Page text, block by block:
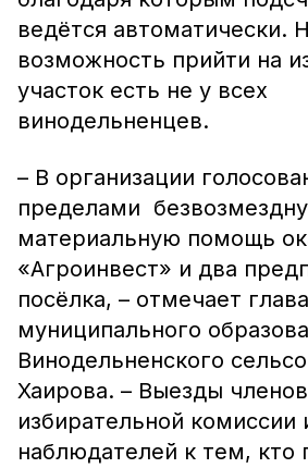
ведётся автоматически.
возможность прийти на
участок есть не у всех
винодельненцев.
– В организации
пределами
материальную помощь
«Агроинвест» и два
посёлка, – отмечает глава
муниципального
Винодельненского
Хаирова. – Выезды членов
избирательной комиссии
наблюдателей к тем, кто